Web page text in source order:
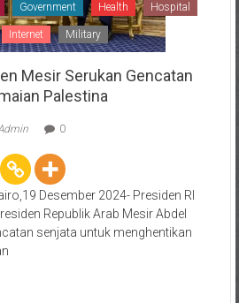
Government Health Hospital
Internet Military
Mesir Serukan Gencatan
Palestina
0
Desember 2024- Presiden RI
Republik Arab Mesir Abdel
senjata untuk menghentikan